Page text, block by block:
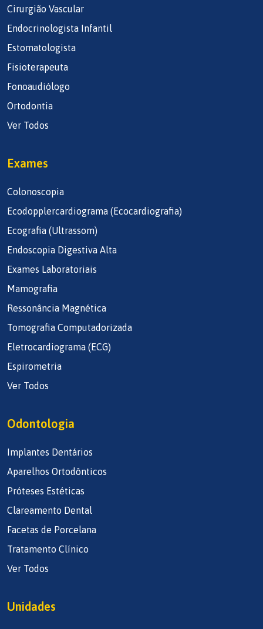
Cirurgião Vascular
Endocrinologista Infantil
Estomatologista
Fisioterapeuta
Fonoaudiólogo
Ortodontia
Ver Todos
Exames
Colonoscopia
Ecodopplercardiograma (Ecocardiografia)
Ecografia (Ultrassom)
Endoscopia Digestiva Alta
Exames Laboratoriais
Mamografia
Ressonância Magnética
Tomografia Computadorizada
Eletrocardiograma (ECG)
Espirometria
Ver Todos
Odontologia
Implantes Dentários
Aparelhos Ortodônticos
Próteses Estéticas
Clareamento Dental
Facetas de Porcelana
Tratamento Clínico
Ver Todos
Unidades